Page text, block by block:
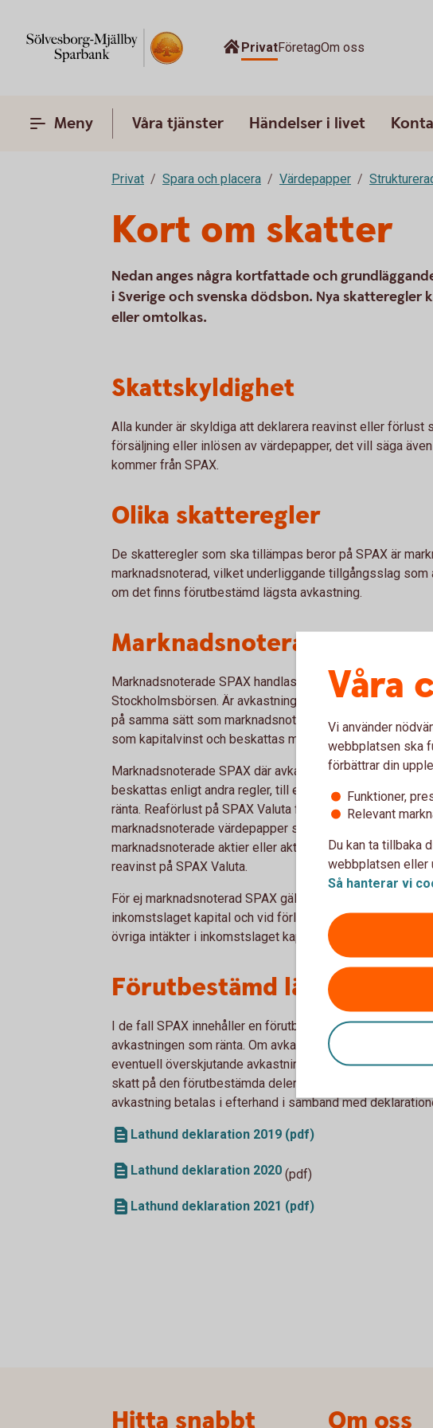
PrivatFöretagOm oss
Meny Våra tjänster Händelser i livet
Privat Spara och placera Värdepapper
Kort om skatter
Nedan anges några kortfattade och
i Sverige och svenska dödsbon. Nya
eller omtolkas.
Skattskyldighet
Alla kunder är skyldiga att deklarera reavinst eller förlust
försäljning eller inlösen av värdepapper, det vill säga
kommer från SPAX.
Olika skatteregler
De skatteregler som ska tillämpas beror på SPAX är
marknadsnoterad, vilket underliggande tillgångsslag
om det finns förutbestämd lägsta avkastning.
Marknadsnoterade SPAX
Marknadsnoterade SPAX handlas på en reglerad
Stockholmsbörsen. Är avkastningen kopplad till
på samma sätt som marknadsnoterade aktier. Vinst vid
som kapitalvinst och beskattas med f n 30 procent i
Marknadsnoterade SPAX där avkastningen kopplad till
beskattas enligt andra regler, till exempel ska vinst/
ränta. Reaförlust på SPAX Valuta får kvittas fullt ut mot
marknadsnoterade värdepapper samt mot reavinst på
marknadsnoterade aktier eller aktierelaterad SPAX är
reavinst på SPAX Valuta.
För ej marknadsnoterad SPAX gäller att kapitalvinst
inkomstslaget kapital och vid förlust medges avdrag
övriga intäkter i inkomstslaget kapital.
Förutbestämd lägsta
I de fall SPAX innehåller en förutbestämd lägsta
avkastningen som ränta. Om avkastningen i övrigt är
eventuell överskjutande avkastning anses som
skatt på den förutbestämda delen av avkastningen,
avkastning betalas i efterhand i samband med
Lathund deklaration 2019 (pdf)
Lathund deklaration 2020 (pdf)
Lathund deklaration 2021 (pdf)
Våra
Vi använder
webbplatsen ska
förbättrar din
Funktioner,
Relevant
Du kan ta tillbaka
webbplatsen eller
Så hanterar vi